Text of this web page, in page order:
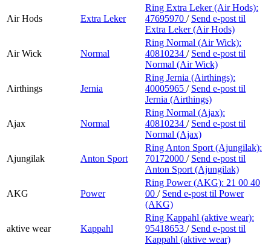
Air Hods Extra Leker
Ring Extra Leker (Air Hods):
47695970 / Send e-post til
Extra Leker (Air Hods)
Air Wick Normal
Ring Normal (Air Wick):
40810234 / Send e-post til
Normal (Air Wick)
Airthings Jernia
Ring Jernia (Airthings):
40005965 / Send e-post til
Jernia (Airthings)
Ajax Normal
Ring Normal (Ajax):
40810234 / Send e-post til
Normal (Ajax)
Ajungilak Anton Sport
Ring Anton Sport (Ajungilak):
70172000 / Send e-post til
Anton Sport (Ajungilak)
AKG Power
Ring Power (AKG): 21 00 40
00 / Send e-post til Power
(AKG)
aktive wear Kappahl
Ring Kappahl (aktive wear):
95418653 / Send e-post til
Kappahl (aktive wear)